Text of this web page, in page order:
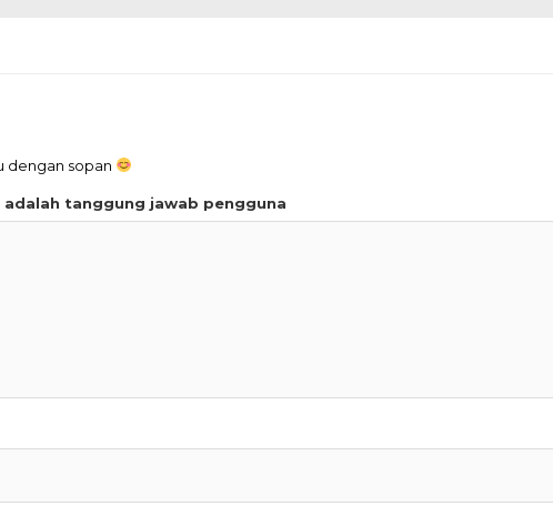
dengan sopan
tanggung jawab pengguna